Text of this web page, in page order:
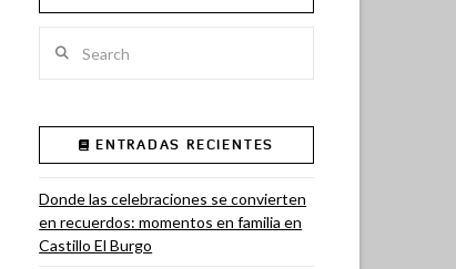
ENTRADAS RECIENTES
Donde las celebraciones se convierten
en recuerdos: momentos en familia en
Castillo El Burgo